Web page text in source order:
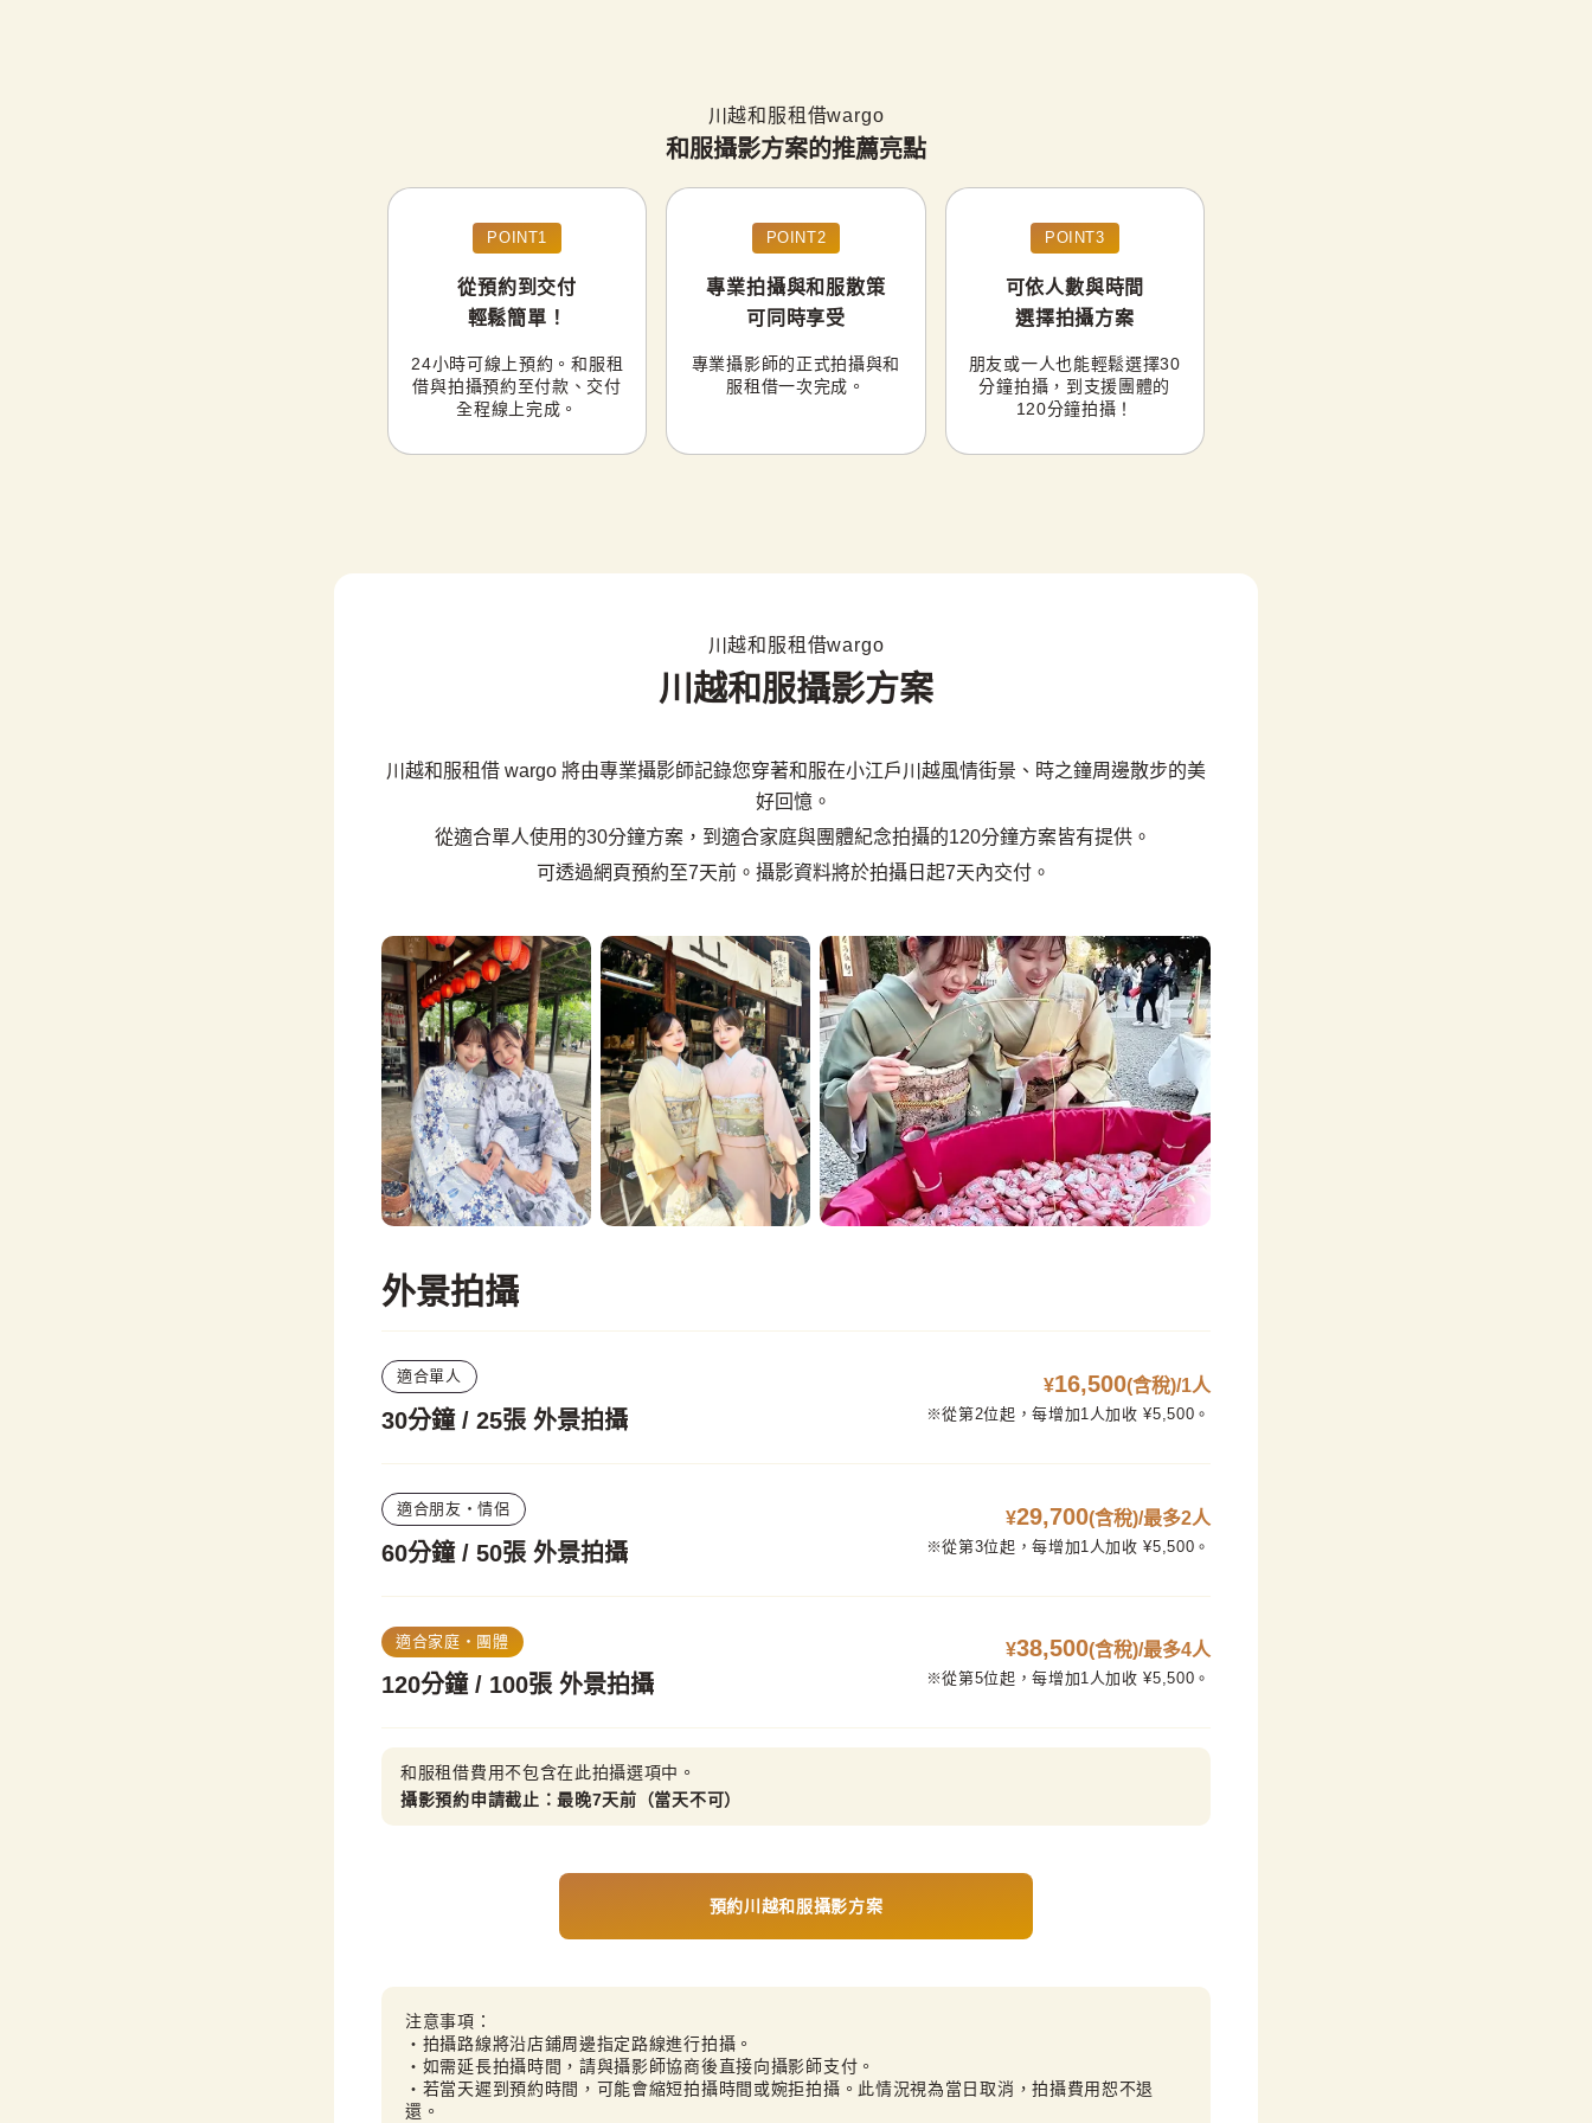
川越和服租借wargo
和服攝影方案的推薦亮點
POINT1
從預約到交付
輕鬆簡單！
24小時可線上預約。和服租
借與拍攝預約至付款、交付
全程線上完成。
POINT2
專業拍攝與和服散策
可同時享受
專業攝影師的正式拍攝與和
服租借一次完成。
POINT3
可依人數與時間
選擇拍攝方案
朋友或一人也能輕鬆選擇30
分鐘拍攝，到支援團體的
120分鐘拍攝！
川越和服租借wargo
川越和服攝影方案
川越和服租借 wargo 將由專業攝影師記錄您穿著和服在小江戶川越風情街景、時之鐘周邊散步的美
好回憶。
從適合單人使用的30分鐘方案，到適合家庭與團體紀念拍攝的120分鐘方案皆有提供。
可透過網頁預約至7天前。攝影資料將於拍攝日起7天內交付。
外景拍攝
適合單人
30分鐘 / 25張 外景拍攝
¥16,500(含稅)/1人
※從第2位起，每增加1人加收 ¥5,500。
適合朋友・情侶
60分鐘 / 50張 外景拍攝
¥29,700(含稅)/最多2人
※從第3位起，每增加1人加收 ¥5,500。
適合家庭・團體
120分鐘 / 100張 外景拍攝
¥38,500(含稅)/最多4人
※從第5位起，每增加1人加收 ¥5,500。
和服租借費用不包含在此拍攝選項中。
攝影預約申請截止：最晚7天前（當天不可）
預約川越和服攝影方案
注意事項：
・拍攝路線將沿店鋪周邊指定路線進行拍攝。
・如需延長拍攝時間，請與攝影師協商後直接向攝影師支付。
・若當天遲到預約時間，可能會縮短拍攝時間或婉拒拍攝。此情況視為當日取消，拍攝費用恕不退
還。